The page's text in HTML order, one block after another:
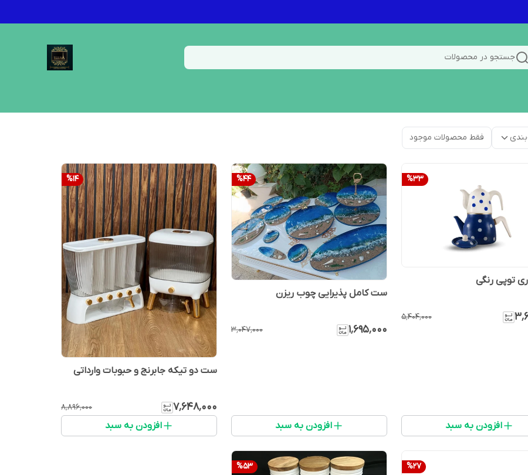
جستجو در محصولات
فقط محصولات موجود
%33
توپی رنگی
۵٬۴۰۴٬۰۰۰
افزودن به سبد
%44
ست کامل پذیرایی چوب ریزن
۱٬۶۹۵٬۰۰۰ ۳٬۰۴۷٬۰۰۰
افزودن به سبد
%14
ست دو تیکه جابرنج و حبوبات وارداتی
۷٬۶۴۸٬۰۰۰ ۸٬۸۹۶٬۰۰۰
افزودن به سبد
%27
%53